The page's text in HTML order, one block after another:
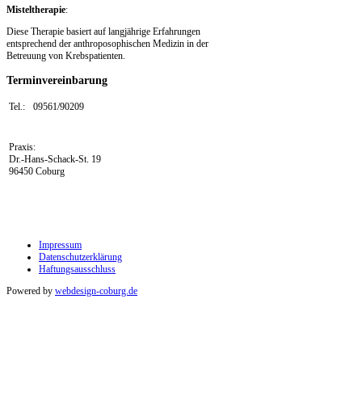
Misteltherapie:
Diese Therapie basiert auf langjährige Erfahrungen
entsprechend der anthroposophischen Medizin in der
Betreuung von Krebspatienten.
Terminvereinbarung
Tel.: 09561/90209
Praxis:
Dr.-Hans-Schack-St. 19
96450 Coburg
Impressum
Datenschutzerklärung
Haftungsausschluss
Powered by webdesign-coburg.de